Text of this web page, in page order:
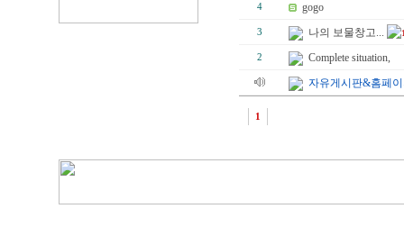
4 gogo
3 나의 보물창고...
2
Complete situation,
자유게시판&홈페
1